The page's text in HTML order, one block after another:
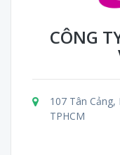
CÔNG
107 Tân
TPHCM